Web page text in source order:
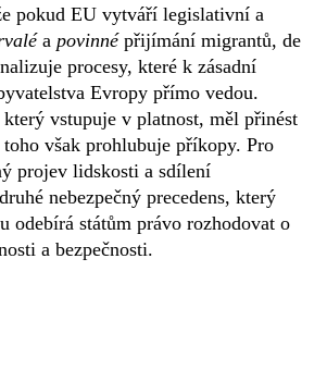
pokud EU vytváří legislativní a
a povinnépřijímání migrantů, de
procesy, které k zásadní
Evropy přímo vedou.
vstupuje v platnost, měl přinést
však prohlubuje příkopy. Pro
projev lidskosti a sdílení
nebezpečný precedens, který
odebírá státům právo rozhodovat o
a bezpečnosti.